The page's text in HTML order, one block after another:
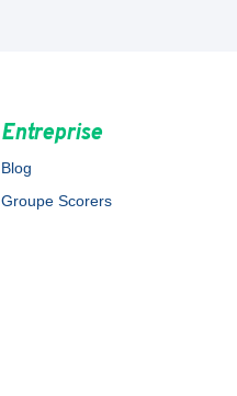
Entreprise
Blog
Groupe Scorers